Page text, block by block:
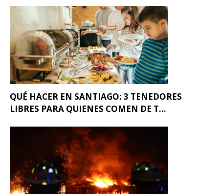
QUÉ HACER EN SANTIAGO: 3 TENEDORES
LIBRES PARA QUIENES COMEN DE T...